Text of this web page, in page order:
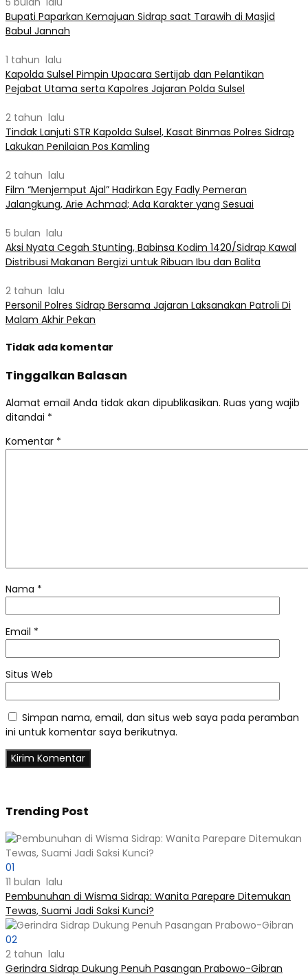
Bupati Paparkan Kemajuan Sidrap saat Tarawih di Masjid
Babul Jannah
1 tahun lalu
Kapolda Sulsel Pimpin Upacara Sertijab dan Pelantikan
Pejabat Utama serta Kapolres Jajaran Polda Sulsel
2 tahun lalu
Tindak Lanjuti STR Kapolda Sulsel, Kasat Binmas Polres Sidrap
Lakukan Penilaian Pos Kamling
2 tahun lalu
Film “Menjemput Ajal” Hadirkan Egy Fadly Pemeran
Jalangkung, Arie Achmad; Ada Karakter yang Sesuai
5 bulan lalu
Aksi Nyata Cegah Stunting, Babinsa Kodim 1420/Sidrap Kawal
Distribusi Makanan Bergizi untuk Ribuan Ibu dan Balita
2 tahun lalu
Personil Polres Sidrap Bersama Jajaran Laksanakan Patroli Di
Malam Akhir Pekan
Tidak ada komentar
Tinggalkan Balasan
Alamat email Anda tidak akan dipublikasikan. Ruas yang wajib
ditandai *
Komentar *
Nama *
Email *
Situs Web
Simpan nama, email, dan situs web saya pada peramban
ini untuk komentar saya berikutnya.
Trending Post
01
11 bulan lalu
Pembunuhan di Wisma Sidrap: Wanita Parepare Ditemukan
Tewas, Suami Jadi Saksi Kunci?
02
2 tahun lalu
Gerindra Sidrap Dukung Penuh Pasangan Prabowo-Gibran